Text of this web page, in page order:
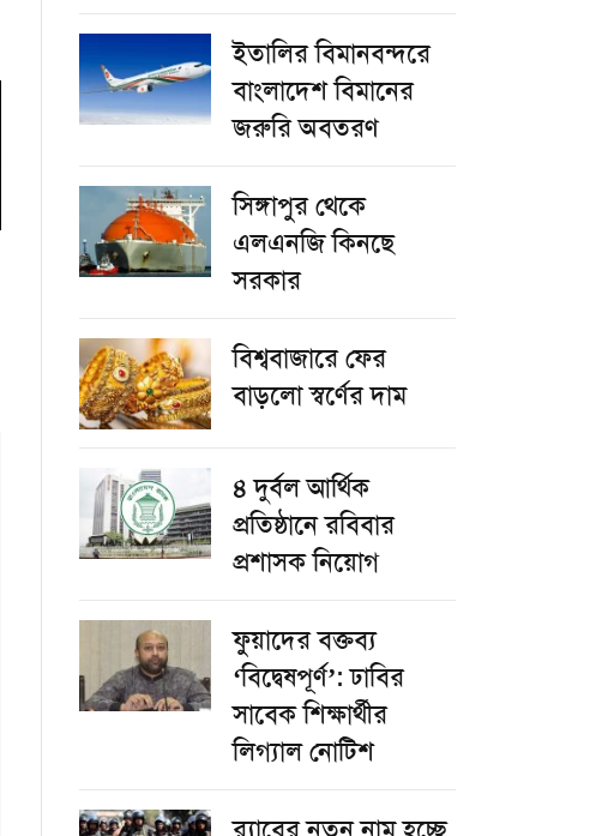
ইতালির বিমানবন্দরে
বাংলাদেশ বিমানের
জরুরি অবতরণ
সিঙ্গাপুর থেকে
এলএনজি কিনছে
সরকার
বিশ্ববাজারে ফের
বাড়লো স্বর্ণের দাম
৪ দুর্বল আর্থিক
প্রতিষ্ঠানে রবিবার
প্রশাসক নিয়োগ
ফুয়াদের বক্তব্য
‘বিদ্বেষপূর্ণ’: ঢাবির
সাবেক শিক্ষার্থীর
লিগ্যাল নোটিশ